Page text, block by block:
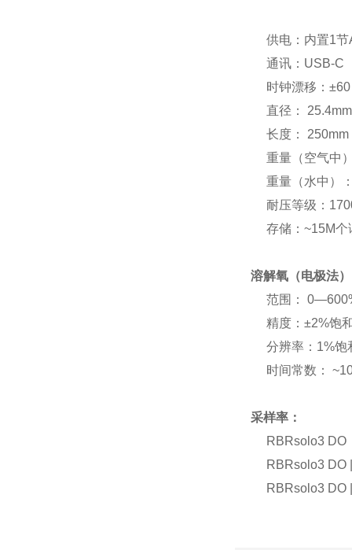
供电：内置1节
通讯：USB-C
时钟漂移：±60
直径： 25.4mm
长度： 250mm
重量（空气中
重量（水中）
耐压等级：
存储：~15M个
溶解氧（电极法
范围：
精度：±2%饱和
分辨率：1%饱
时间常数：
采样率：
RBRsolo3 DO
RBRsolo3 DO |
RBRsolo3 DO |